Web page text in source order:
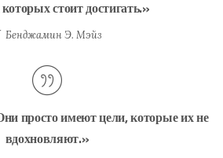
стоит достигать.»
Бенджамин Э. Мэйз
просто имеют цели, которые их не
вдохновляют.»